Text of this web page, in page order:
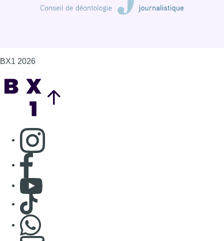
BX1 2026
Consulter page Instagram
Consulter page Facebook
Consulter Youtube
Consulter TikTok